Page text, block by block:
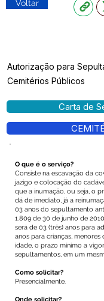
Voltar
Autorização para
Cemitérios Públicos
Carta de
O que é o serviço?
Consiste na escavação da
jazigo e colocação do
que a inumação, ou seja, o
dá de imediato, já a
03 anos do sepultamento
1.809 de 30 de junho de
será de 03 (três) anos para
anos para crianças, menores
idade, o prazo mínimo a
sepultamentos, em um
Como solicitar?
Presencialmente.